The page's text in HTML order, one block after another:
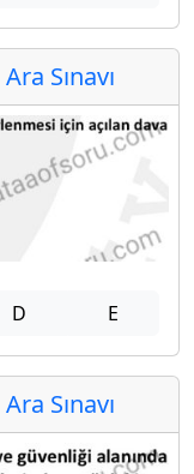
Sınavı
D E
Sınavı